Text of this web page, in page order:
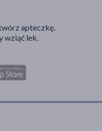
apteczkę.
wziąć lek.